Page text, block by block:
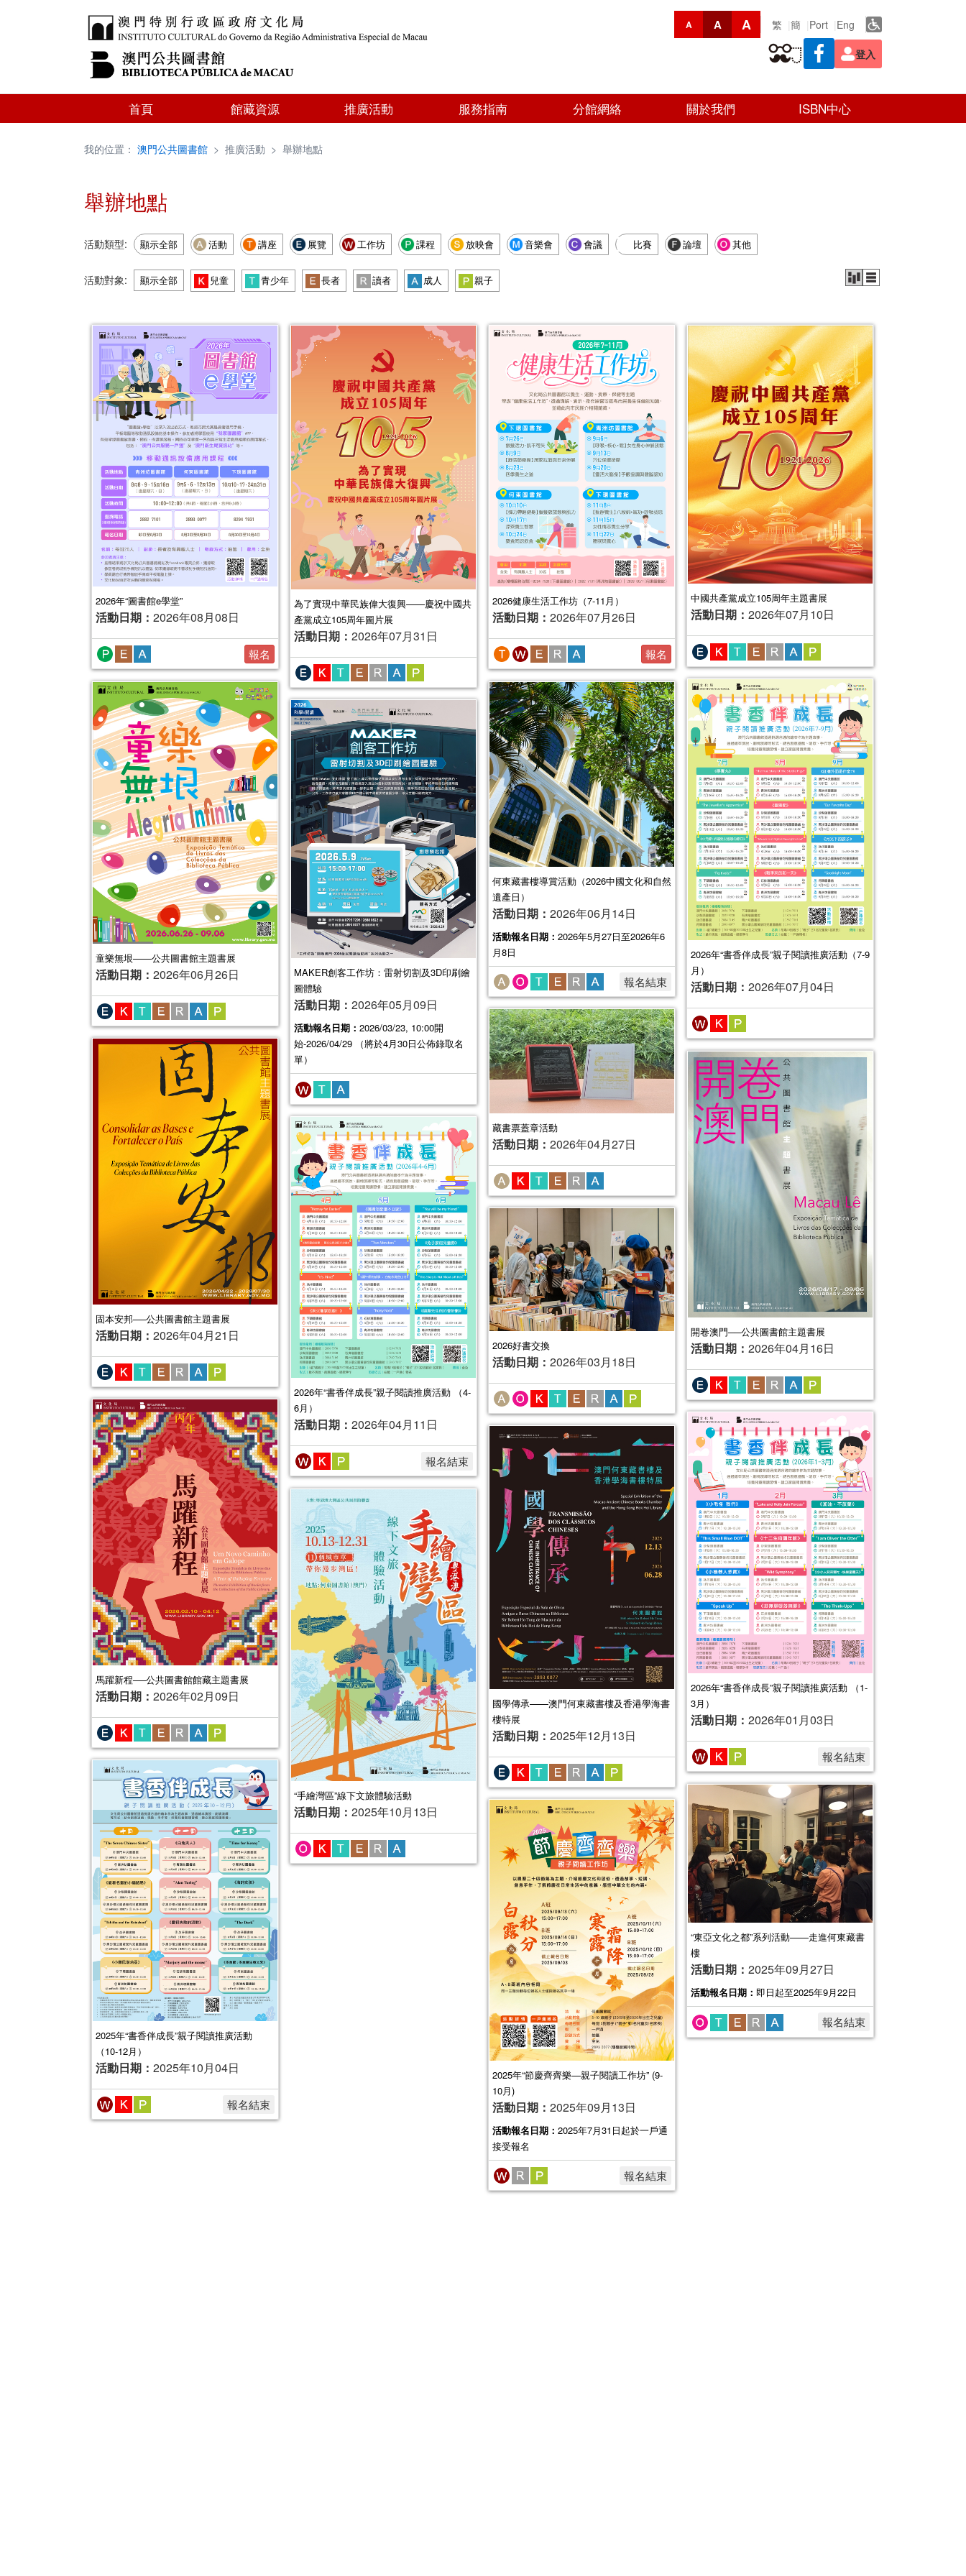
A A A 繁 簡 Port Eng
登入
首頁 館藏資源 推廣活動 服務指南 分館網絡 關於我們 ISBN中心
我的位置： 澳門公共圖書館 > 推廣活動 > 舉辦地點
舉辦地點
活動類型: 顯示全部 活動 講座 展覽 工作坊 課程 放映會 音樂會 會議 比賽 論壇 其他
活動對象: 顯示全部 兒童 青少年 長者 讀者 成人 親子
2026年“圖書館e學堂”
活動日期： 2026年08月08日
報名
為了實現中華民族偉大復興——慶祝中國共
產黨成立105周年圖片展
活動日期： 2026年07月31日
2026健康生活工作坊（7-11月）
活動日期： 2026年07月26日
報名
中國共產黨成立105周年主題書展
活動日期： 2026年07月10日
2026年“書香伴成長”親子閱讀推廣活動（7-9
月）
活動日期： 2026年07月04日
童樂無垠——公共圖書館主題書展
活動日期： 2026年06月26日
何東藏書樓導賞活動（2026中國文化和自然
遺產日）
活動日期： 2026年06月14日
活動報名日期： 2026年5月27日至2026年6
月8日
報名結束
MAKER創客工作坊：雷射切割及3D印刷繪
圖體驗
活動日期： 2026年05月09日
活動報名日期： 2026/03/23, 10:00開
始-2026/04/29 （將於4月30日公佈錄取名
單）
藏書票蓋章活動
活動日期： 2026年04月27日
固本安邦──公共圖書館主題書展
活動日期： 2026年04月21日 開卷澳門──公共圖書館主題書展
活動日期： 2026年04月16日
2026年“書香伴成長”親子閱讀推廣活動 （4-
6月）
活動日期： 2026年04月11日
報名結束
2026好書交換
活動日期： 2026年03月18日
馬躍新程──公共圖書館館藏主題書展
活動日期： 2026年02月09日
2026年“書香伴成長”親子閱讀推廣活動 （1-
3月）
活動日期： 2026年01月03日
報名結束
國學傳承——澳門何東藏書樓及香港學海書
樓特展
活動日期： 2025年12月13日
“手繪灣區”線下文旅體驗活動
活動日期： 2025年10月13日
2025年“書香伴成長”親子閱讀推廣活動
（10-12月）
活動日期： 2025年10月04日
報名結束
“東亞文化之都”系列活動——走進何東藏書
樓
活動日期： 2025年09月27日
活動報名日期： 即日起至2025年9月22日
報名結束
2025年“節慶齊齊樂—親子閱讀工作坊” (9-
10月)
活動日期： 2025年09月13日
活動報名日期： 2025年7月31日起於一戶通
接受報名
報名結束